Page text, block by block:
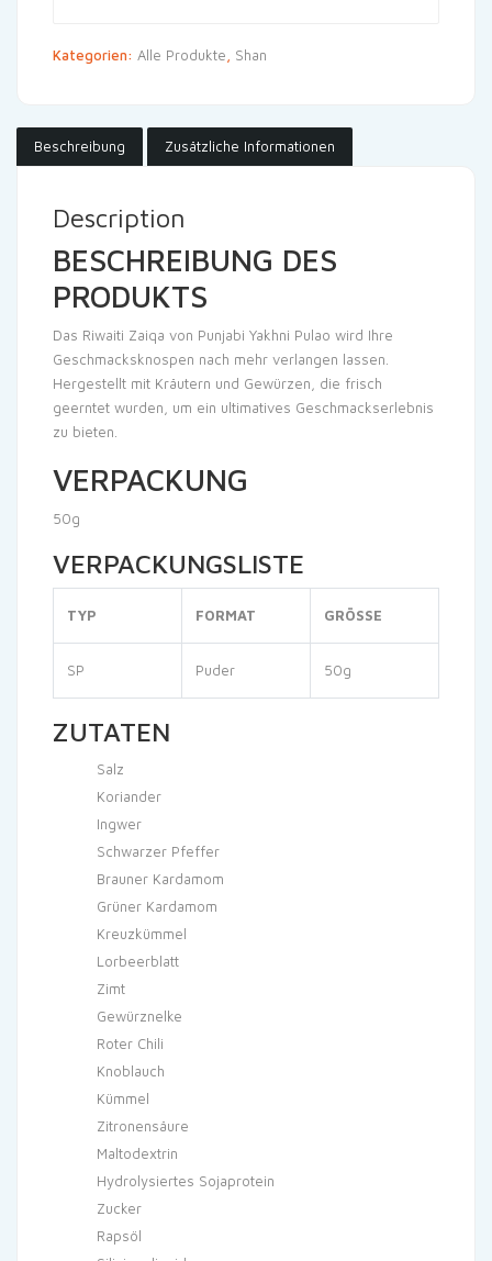
Kategorien: Alle Produkte Shan
Beschreibung Zusätzliche Informationen
Description
BESCHREIBUNG DES
PRODUKTS
Das Riwaiti Zaiqa von Punjabi Yakhni Pulao wird Ihre
Geschmacksknospen nach mehr verlangen lassen.
Hergestellt mit Kräutern und Gewürzen, die frisch
geerntet wurden, um ein ultimatives Geschmackserlebnis
zu bieten.
VERPACKUNG
50g
VERPACKUNGSLISTE
TYP FORMAT GRÖSSE
SP Puder 50g
ZUTATEN
Salz
Koriander
Ingwer
Schwarzer Pfeffer
Brauner Kardamom
Grüner Kardamom
Kreuzkümmel
Lorbeerblatt
Zimt
Gewürznelke
Roter Chili
Knoblauch
Kümmel
Zitronensäure
Maltodextrin
Hydrolysiertes Sojaprotein
Zucker
Rapsöl